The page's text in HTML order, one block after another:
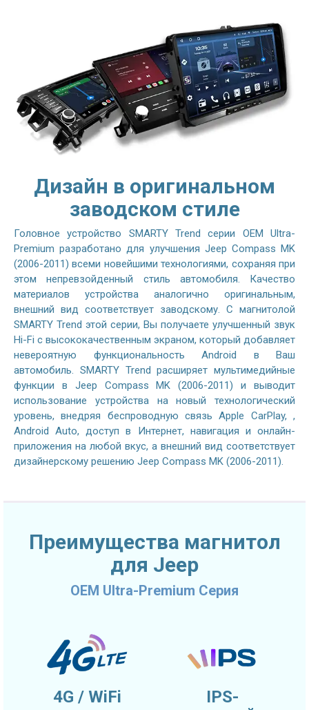
Дизайн в оригинальном
заводском стиле
Головное устройство SMARTY Trend серии OEM Ultra-
Premium разработано для улучшения Jeep Compass MK
(2006-2011) всеми новейшими технологиями, сохраняя при
этом непревзойденный стиль автомобиля. Качество
материалов устройства аналогично оригинальным,
внешний вид соответствует заводскому. С магнитолой
SMARTY Trend этой серии, Вы получаете улучшенный звук
Hi-Fi с высококачественным экраном, который добавляет
невероятную функциональность Android в Ваш
автомобиль. SMARTY Trend расширяет мультимедийные
функции в Jeep Compass MK (2006-2011) и выводит
использование устройства на новый технологический
уровень, внедряя беспроводную связь Apple CarPlay, ,
Android Auto, доступ в Интернет, навигация и онлайн-
приложения на любой вкус, а внешний вид соответствует
дизайнерскому решению Jeep Compass MK (2006-2011).
Преимущества магнитол
для Jeep
OEM Ultra-Premium Серия
4G / WiFi
IPS-